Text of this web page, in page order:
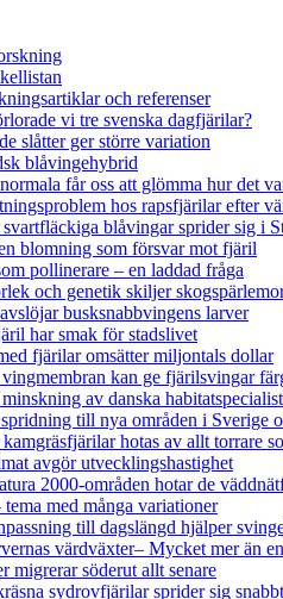
och referenser
vi tre svenska dagfjärilar?
slåtter ger större variation
blåvingehybrid
får oss att glömma hur det
hos rapsfjärilar efter
svartfläckiga blåvingar sprider sig i
blomning som försvar mot fjäril
pollinerare – en laddad fråga
och genetik skiljer
busksnabbvingens larver
har smak för stadslivet
fjärilar omsätter miljontals dollar
kan ge fjärilsvingar
av danska
till nya områden i Sverige
kamgräsfjärilar hotas av allt torrare
avgör utvecklingshastighet
2000-områden hotar de
med många variationer
till dagslängd hjälper
värdväxter– Mycket mer än
migrerar söderut allt senare
sydrovfjärilar sprider sig